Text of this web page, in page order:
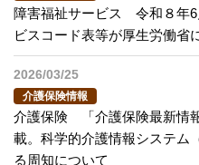
障害福祉サービス 令和８年
ビスコード表等が厚生労働省
2026/03/25
介護保険情報
介護保険 「介護保険最新情
載。科学的介護情報システム
る周知について